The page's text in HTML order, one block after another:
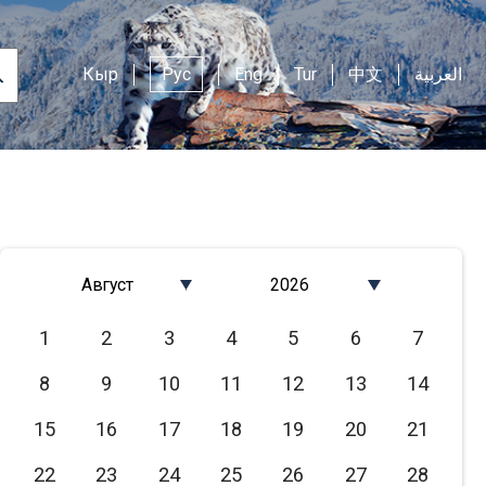
Кыр Рус Eng Tur 中文 العربية
Август
Март
Апрель
2026
2024
2023
1 2 3 4 5 6
7
8
9 10 11 12 13
14
15
16 17 18 19 20
21
22
23 24 25 26 27
28